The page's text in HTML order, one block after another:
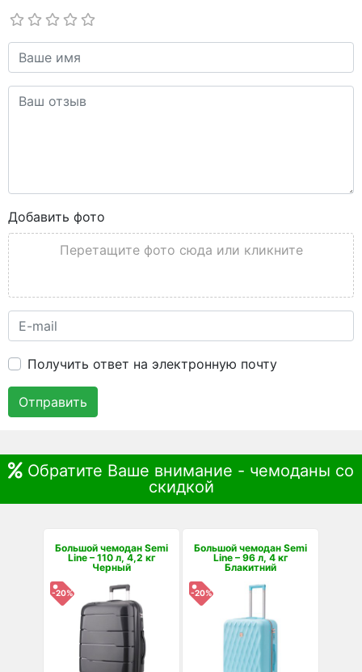
Добавить фото
Перетащите фото сюда или кликните
Получить ответ на электронную почту
Отправить
Обратите Ваше внимание - чемоданы со
скидкой
Большой чемодан Semi
Line – 110 л, 4,2 кг
Черный
-20%
Большой чемодан Semi
Line – 96 л, 4 кг
Блакитний
-20%